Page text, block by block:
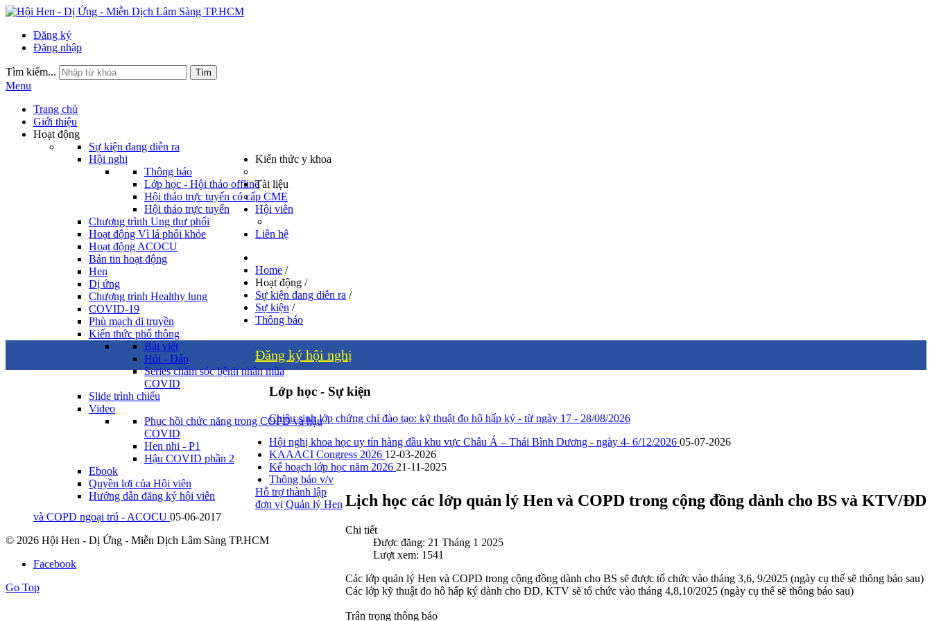
Đăng ký
Đăng nhập
Tìm kiếm... Tìm
Menu
Trang chủ
Giới thiệu
Hoạt động
Sự kiện đang diễn ra
Hội nghị
Thông báo
Lớp học - Hội thảo offline
Hội thảo trực tuyến có cấp CME
Hội thảo trực tuyến
Chương trình Ung thư phổi
Hoạt động Vì lá phổi khỏe
Hoạt động ACOCU
Bản tin hoạt động
Kiến thức y khoa
Hen
Dị ứng
Chương trình Healthy lung
COVID-19
Phù mạch di truyền
Kiến thức phổ thông
Bài viết
Hỏi - Đáp
Series chăm sóc bệnh nhân mùa
COVID
Tài liệu
Slide trình chiếu
Video
Phục hồi chức năng trong COPD và hậu
COVID
Hen nhi - P1
Hậu COVID phần 2
Ebook
Hội viên
Quyền lợi của Hội viên
Hướng dẫn đăng ký hội viên
Liên hệ
Home /
Hoạt động /
Sự kiện đang diễn ra /
Sự kiện /
Thông báo
Lịch học các lớp quản lý Hen và COPD trong cộng đồng dành cho BS và KTV/ĐD
Chi tiết
Được đăng: 21 Tháng 1 2025
Lượt xem: 1541
Các lớp quản lý Hen và COPD trong cộng đồng dành cho BS sẽ được tổ chức vào tháng 3,6, 9/2025 (ngày cụ thể sẽ thông báo sau)
Các lớp kỹ thuật đo hô hấp ký dành cho ĐD, KTV sẽ tổ chức vào tháng 4,8,10/2025 (ngày cụ thể sẽ thông báo sau)
Trân trọng thông báo
Đăng ký hội nghị
Lớp học - Sự kiện
Chiêu sinh lớp chứng chỉ đào tạo: kỹ thuật đo hô hấp ký - từ ngày 17 - 28/08/2026
Hội nghị khoa học uy tín hàng đầu khu vực Châu Á – Thái Bình Dương - ngày 4- 6/12/2026 05-07-2026
KAAACI Congress 2026 12-03-2026
Kế hoạch lớp học năm 2026 21-11-2025
Thông báo v/v
Hỗ trợ thành lập
đơn vị Quản lý Hen
và COPD ngoại trú - ACOCU 05-06-2017
© 2026 Hội Hen - Dị Ứng - Miễn Dịch Lâm Sàng TP.HCM
Facebook
Go Top